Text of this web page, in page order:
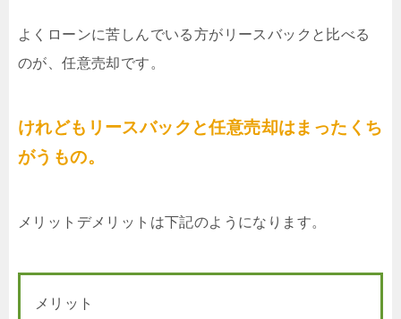
よくローンに苦しんでいる方がリースバックと比べる
のが、任意売却です。
けれどもリースバックと任意売却はまったくち
がうもの。
メリットデメリットは下記のようになります。
メリット